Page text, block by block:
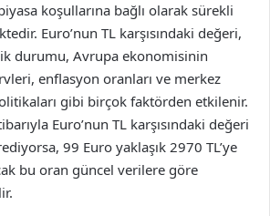
koşullarına bağlı olarak sürekli
Euro’nun TL karşısındaki değeri,
durumu, Avrupa ekonomisinin
enflasyon oranları ve merkez
gibi birçok faktörden etkilenir.
Euro’nun TL karşısındaki değeri
99 Euro yaklaşık 2970 TL’ye
bu oran güncel verilere göre